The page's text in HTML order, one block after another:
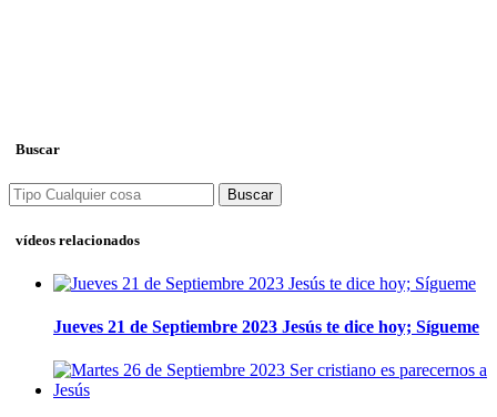
Buscar
Buscar
vídeos relacionados
Jueves 21 de Septiembre 2023 Jesús te dice hoy; Sígueme